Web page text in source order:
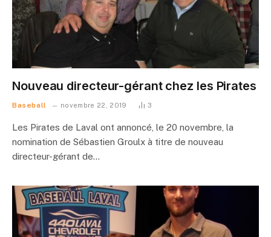
Nouveau directeur-gérant chez les Pirates
Baseball novembre 22, 2019 3
Les Pirates de Laval ont annoncé, le 20 novembre, la
nomination de Sébastien Groulx à titre de nouveau
directeur-gérant de…